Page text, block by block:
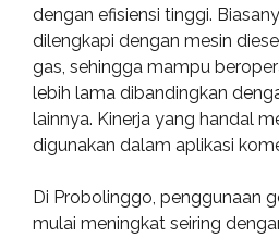
dengan efisiensi tinggi.
dilengkapi dengan mesin
gas, sehingga mampu
lebih lama dibandingkan
lainnya. Kinerja yang handal
digunakan dalam aplikasi
Di Probolinggo, penggunaan
mulai meningkat seiring